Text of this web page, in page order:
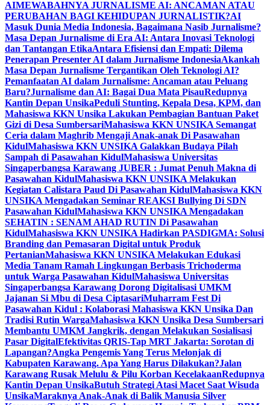
AIMEWABAHNYA JURNALISME AI: ANCAMAN ATAU
PERUBAHAN BAGI KEHIDUPAN JURNALISTIK?AI
Masuk Dunia Media Indonesia, Bagaimana Nasib Jurnalisme?
Masa Depan Jurnalisme di Era AI: Antara Inovasi Teknologi
dan Tantangan EtikaAntara Efisiensi dan Empati: Dilema
Penerapan Presenter AI dalam Jurnalisme IndonesiaAkankah
Masa Depan Jurnalisme Tergantikan Oleh Teknologi AI?
Pemanfaatan AI dalam Jurnalisme: Ancaman atau Peluang
Baru?Jurnalisme dan AI: Bagai Dua Mata PisauRedupnya
Kantin Depan UnsikaPeduli Stunting, Kepala Desa, KPM, dan
Mahasiswa KKN Unsika Lakukan Pembagian Bantuan Paket
Gizi di Desa SumbersariMahasiswa KKN UNSIKA Semangat
Ceria dalam Maghrib Mengaji Anak-anak Di Pasawahan
KidulMahasiswa KKN UNSIKA Galakkan Budaya Pilah
Sampah di Pasawahan KidulMahasiswa Universitas
Singaperbangsa Karawang JUBER : Jumat Penuh Makna di
Pasawahan KidulMahasiswa KKN UNSIKA Melakukan
Kegiatan Calistara Paud Di Pasawahan KidulMahasiswa KKN
UNSIKA Mengadakan Seminar REAKSI Bullying Di SDN
Pasawahan KidulMahasiswa KKN UNSIKA Mengadakan
SEHATIN : SENAM AHAD RUTIN Di Pasawahan
KidulMahasiswa KKN UNSIKA Hadirkan PASDIGMA: Solusi
Branding dan Pemasaran Digital untuk Produk
PertanianMahasiswa KKN UNSIKA Melakukan Edukasi
Media Tanam Ramah Lingkungan Berbasis Trichoderma
untuk Warga Pasawahan KidulMahasiswa Universitas
Singaperbangsa Karawang Dorong Digitalisasi UMKM
Jajanan Si Mbu di Desa CiptasariMuharram Fest Di
Pasawahan Kidul : Kolaborasi Mahasiswa KKN Unsika Dan
Tradisi Rutin WargaMahasiswa KKN Unsika Desa Sumbersari
Membantu UMKM Jangkrik, dengan Melakukan Sosialisasi
Pasar DigitalEfektivitas QRIS-Tap MRT Jakarta: Sorotan di
Lapangan?Angka Pengemis Yang Terus Melonjak di
Kabupaten Karawang. Apa Yang Harus Dilakukan?Jalan
Karawang Rusak Melulu & Pilu Korban KecelakaanRedupnya
Kantin Depan UnsikaButuh Strategi Atasi Macet Saat Wisuda
UnsikaMaraknya Anak-Anak di Balik Manusia Silver